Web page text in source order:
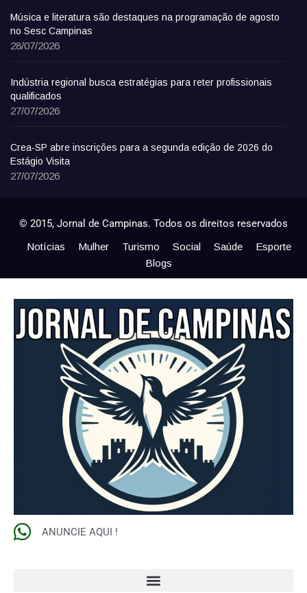
Música e literatura são destaques na programação de agosto
no Sesc Campinas
28/07/2026
Indústria regional busca estratégias para reter profissionais
qualificados
27/07/2026
Crea-SP abre inscrições para a segunda edição de 2026 do
Estágio Visita
27/07/2026
© 2015, Jornal de Campinas. Todos os direitos reservados
Notícias Mulher Turismo Social Saúde
Esporte
Blogs
ANUNCIE AQUI !